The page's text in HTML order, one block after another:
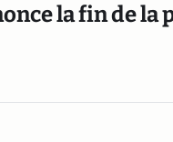
la fin de la